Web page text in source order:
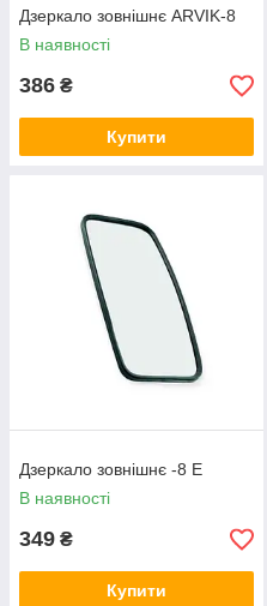
Дзеркало зовнішнє ARVIK-8
В наявності
386 ₴
Купити
Дзеркало зовнішнє -8 Е
В наявності
349 ₴
Купити